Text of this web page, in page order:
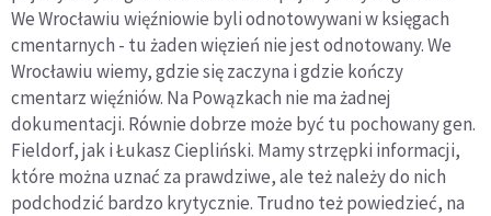
We Wrocławiu więźniowie byli odnotowywani w księgach
cmentarnych - tu żaden więzień nie jest odnotowany. We
Wrocławiu wiemy, gdzie się zaczyna i gdzie kończy
cmentarz więźniów. Na Powązkach nie ma żadnej
dokumentacji. Równie dobrze może być tu pochowany gen.
Fieldorf, jak i Łukasz Ciepliński. Mamy strzępki informacji,
które można uznać za prawdziwe, ale też należy do nich
podchodzić bardzo krytycznie. Trudno też powiedzieć, na